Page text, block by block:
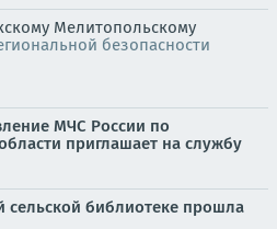
Мелитопольскому
безопасности
МЧС России по
приглашает на службу
сельской библиотеке прошла